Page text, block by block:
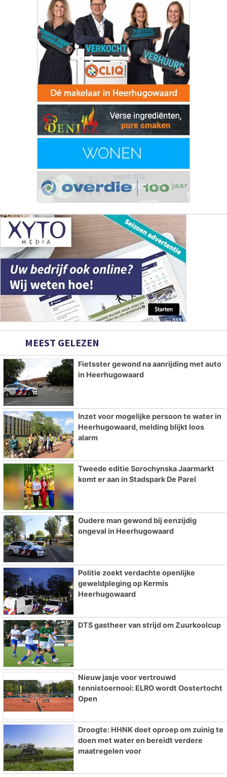
MEEST GELEZEN
Fietsster gewond na aanrijding met auto
in Heerhugowaard
Inzet voor mogelijke persoon te water in
Heerhugowaard, melding blijkt loos
alarm
Tweede editie Sorochynska Jaarmarkt
komt er aan in Stadspark De Parel
Oudere man gewond bij eenzijdig
ongeval in Heerhugowaard
Politie zoekt verdachte openlijke
geweldpleging op Kermis
Heerhugowaard
DTS gastheer van strijd om Zuurkoolcup
Nieuw jasje voor vertrouwd
tennistoernooi: ELRO wordt Oostertocht
Open
Droogte: HHNK doet oproep om zuinig te
doen met water en bereidt verdere
maatregelen voor